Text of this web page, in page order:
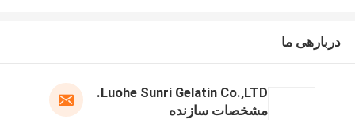
دربارهی ما
Luohe Sunri Gelatin Co.,LTD.
مشخصات سازنده